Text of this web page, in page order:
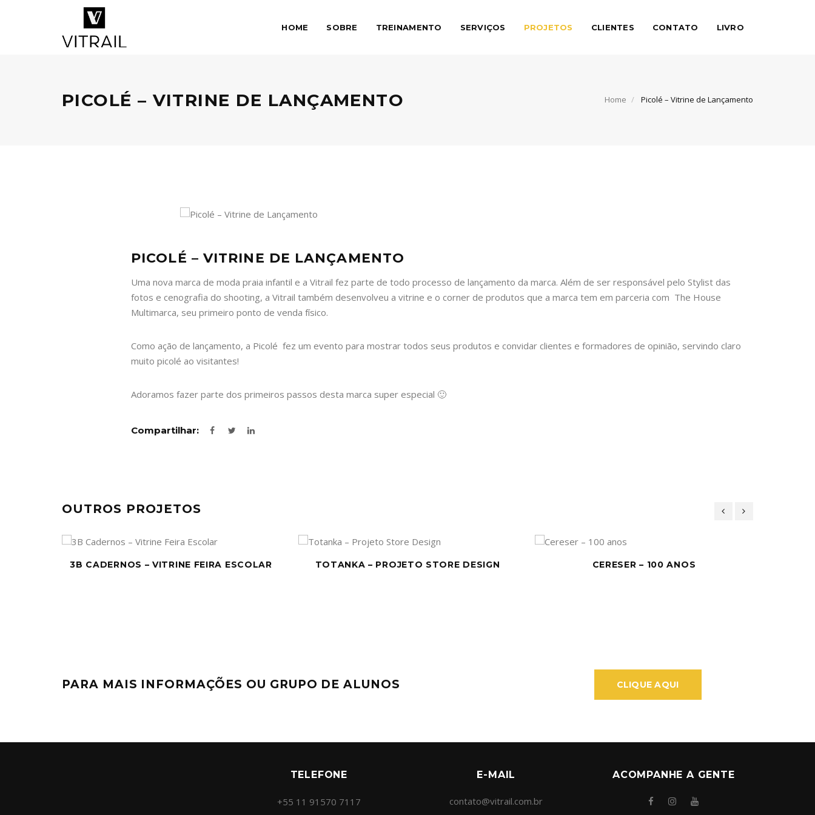
HOME SOBRE TREINAMENTO SERVIÇOS PROJETOS CLIENTES CONTATO LIVRO
PICOLÉ – VITRINE DE LANÇAMENTO Home Picolé – Vitrine de Lançamento
PICOLÉ – VITRINE DE LANÇAMENTO
Uma nova marca de moda praia infantil e a Vitrail fez parte de todo processo de lançamento da marca. Além de ser responsável pelo Stylist das
fotos e cenografia do shooting, a Vitrail também desenvolveu a vitrine e o corner de produtos que a marca tem em parceria com The House
Multimarca, seu primeiro ponto de venda físico.
Como ação de lançamento, a Picolé fez um evento para mostrar todos seus produtos e convidar clientes e formadores de opinião, servindo claro
muito picolé ao visitantes!
Adoramos fazer parte dos primeiros passos desta marca super especial 🙂
Compartilhar:
OUTROS PROJETOS
3B CADERNOS – VITRINE FEIRA ESCOLAR TOTANKA – PROJETO STORE DESIGN CERESER – 100 ANOS
PARA MAIS INFORMAÇÕES OU GRUPO DE ALUNOS CLIQUE AQUI
TELEFONE
+55 11 91570 7117
E-MAIL
contato@vitrail.com.br
ACOMPANHE A GENTE